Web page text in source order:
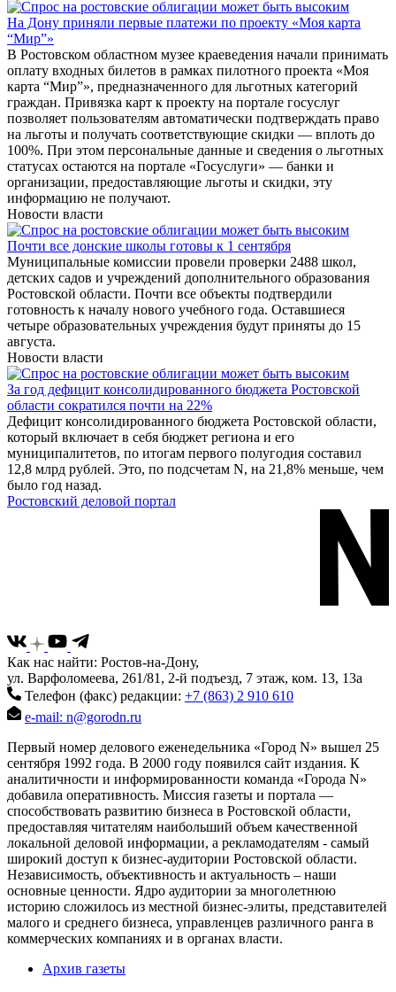
На Дону приняли первые платежи по проекту «Моя карта
“Мир”»
В Ростовском областном музее краеведения начали принимать
оплату входных билетов в рамках пилотного проекта «Моя
карта “Мир”», предназначенного для льготных категорий
граждан. Привязка карт к проекту на портале госуслуг
позволяет пользователям автоматически подтверждать право
на льготы и получать соответствующие скидки — вплоть до
100%. При этом персональные данные и сведения о льготных
статусах остаются на портале «Госуслуги» — банки и
организации, предоставляющие льготы и скидки, эту
информацию не получают.
Новости власти
Почти все донские школы готовы к 1 сентября
Муниципальные комиссии провели проверки 2488 школ,
детских садов и учреждений дополнительного образования
Ростовской области. Почти все объекты подтвердили
готовность к началу нового учебного года. Оставшиеся
четыре образовательных учреждения будут приняты до 15
августа.
Новости власти
За год дефицит консолидированного бюджета Ростовской
области сократился почти на 22%
Дефицит консолидированного бюджета Ростовской области,
который включает в себя бюджет региона и его
муниципалитетов, по итогам первого полугодия составил
12,8 млрд рублей. Это, по подсчетам N, на 21,8% меньше, чем
было год назад.
Ростовский деловой портал
Как нас найти: Ростов-на-Дону,
ул. Варфоломеева, 261/81, 2-й подъезд, 7 этаж, ком. 13, 13а
Телефон (факс) редакции: +7 (863) 2 910 610
e-mail: n@gorodn.ru
Первый номер делового еженедельника «Город N» вышел 25
сентября 1992 года. В 2000 году появился сайт издания. К
аналитичности и информированности команда «Города N»
добавила оперативность. Миссия газеты и портала —
способствовать развитию бизнеса в Ростовской области,
предоставляя читателям наибольший объем качественной
локальной деловой информации, а рекламодателям - самый
широкий доступ к бизнес-аудитории Ростовской области.
Независимость, объективность и актуальность – наши
основные ценности. Ядро аудитории за многолетнюю
историю сложилось из местной бизнес-элиты, представителей
малого и среднего бизнеса, управленцев различного ранга в
коммерческих компаниях и в органах власти.
Архив газеты